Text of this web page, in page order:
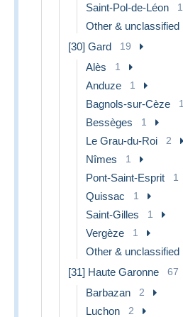
Saint-Pol-de-Léon 1
Other & unclassified
[30] Gard 19
Alès 1
Anduze 1
Bagnols-sur-Cèze 1
Bessèges 1
Le Grau-du-Roi 2
Nîmes 1
Pont-Saint-Esprit 1
Quissac 1
Saint-Gilles 1
Vergèze 1
Other & unclassified
[31] Haute Garonne 67
Barbazan 2
Luchon 2